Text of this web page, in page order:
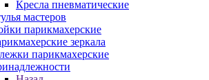
Кресла пневматические
мастеров
парикмахерские
зеркала
парикмахерские